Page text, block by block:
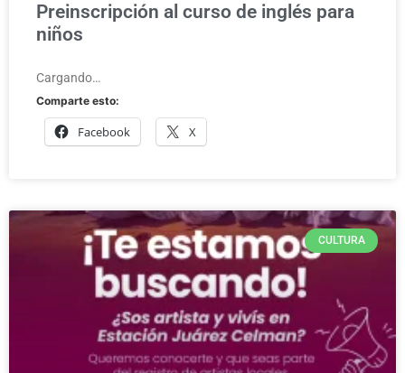
Preinscripción al curso de inglés para
niños
Cargando…
Comparte esto:
Facebook X
CULTURA